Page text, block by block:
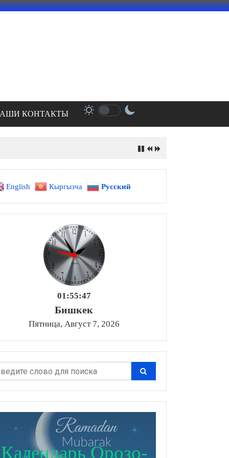
КОНТАКТЫ
English Кыргызча Русский
01:55:48
Бишкек
Пятница, Август 7, 2026
Календарь Орозо-